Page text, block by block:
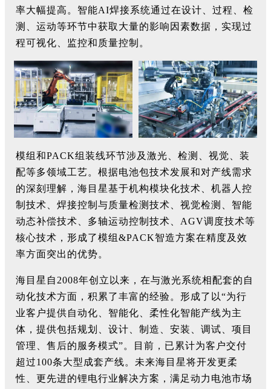
率大幅提高。智能AI焊接系统通过在设计、过程、检
测、运动等环节中获取大量的影响因素数据，实现过
程可视化、监控和质量控制。
模组和PACK组装线环节涉及激光、检测、视觉、装
配等多领域工艺。根据电池包技术发展和对产线需求
的深刻理解，海目星基于机构模块化技术、机器人控
制技术、焊接控制与质量检测技术、视觉检测、智能
动态补偿技术、多轴运动控制技术、AGV调度技术等
核心技术，形成了模组&PACK智造方案在精度及效
率方面突出的优势。
海目星自2008年创立以来，在与激光系统相配套的自
动化技术方面，积累了丰富的经验。形成了以“为行
业客户提供自动化、智能化、柔性化智能产线为主
体，提供包括规划、设计、制造、安装、调试、项目
管理、售后的服务模式”。目前，已累计为客户交付
超过100条大型成套产线。未来海目星将开发更柔
性、更先进的锂电行业解决方案，满足动力电池市场